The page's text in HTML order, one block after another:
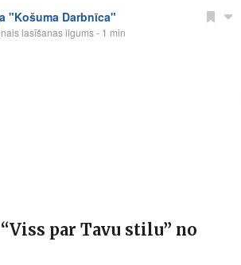
"Košuma Darbnīca"
lasīšanas ilgums - 1 min
par Tavu stilu” no